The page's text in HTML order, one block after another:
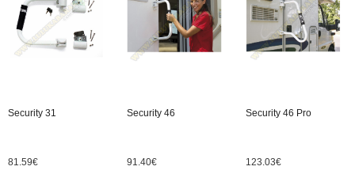
Security 31
81.59€
Security 46
91.40€
Security 46 Pro
123.03€